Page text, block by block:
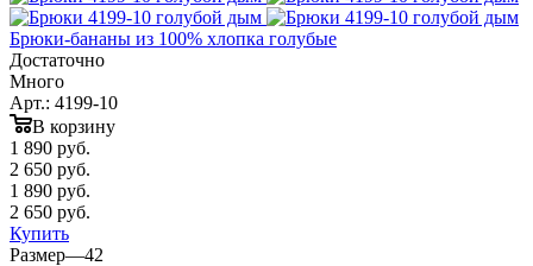
Брюки-бананы из 100% хлопка голубые
Достаточно
Много
Арт.: 4199-10
В корзину
1 890 руб.
2 650 руб.
1 890 руб.
2 650 руб.
Купить
Размер—42